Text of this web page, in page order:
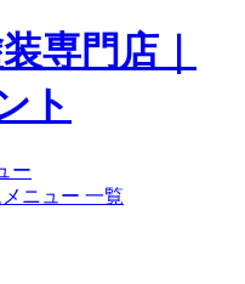
ー
ニュー 一覧